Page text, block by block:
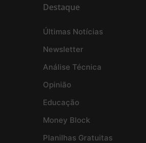
Destaque
Últimas Notícias
Newsletter
Análise Técnica
Opinião
Educação
Money Block
Planilhas Gratuitas